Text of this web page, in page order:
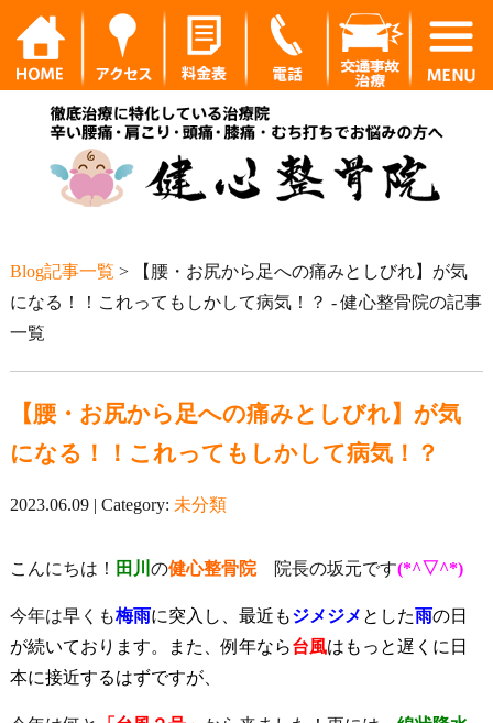
Blog記事一覧 > 【腰・お尻から足への痛みとしびれ】が気
になる！！これってもしかして病気！？ - 健心整骨院の記事
一覧
【腰・お尻から足への痛みとしびれ】が気
になる！！これってもしかして病気！？
2023.06.09 | Category: 未分類
こんにちは！ 田川 の健心整骨院院長の坂元です(*^▽^*)
今年は早くも梅雨に突入し、最近もジメジメ とした雨の日
が続いております。また、例年なら台風はもっと遅くに日
本に接近するはずですが、